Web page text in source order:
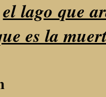
el lago que
es la